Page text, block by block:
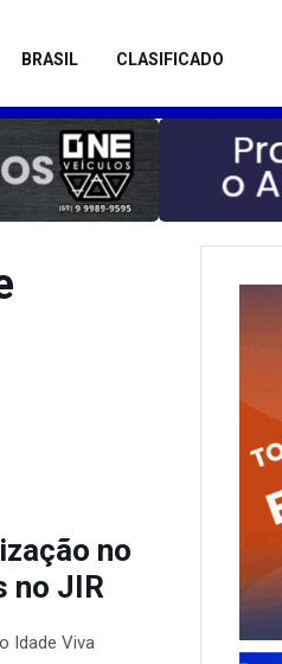
BRASIL CLASIFICADO
no
no JIR